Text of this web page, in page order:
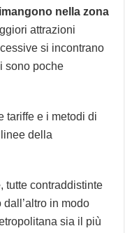
nella zona
attrazioni
si incontrano
sono poche
tariffe e i metodi di
della
, tutte contraddistinte
in modo
sia il più